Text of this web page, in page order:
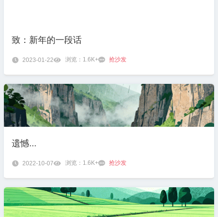
致：新年的一段话
 2023-01-22 浏览：1.6K+ 抢沙发
遗憾...
 2022-10-07 浏览：1.6K+ 抢沙发